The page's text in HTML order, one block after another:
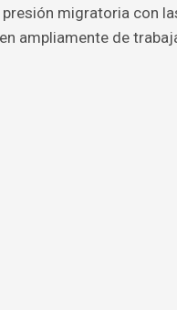
migratoria con
ampliamente de